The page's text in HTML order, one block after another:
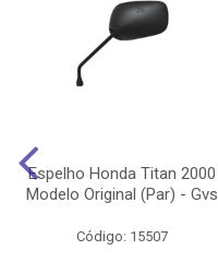
Espelho Honda Titan 2000
Modelo Original (Par) - Gvs
Código: 15507